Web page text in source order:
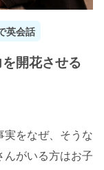
英会話
開花させる
実をなぜ、そうな
がいる方はお子